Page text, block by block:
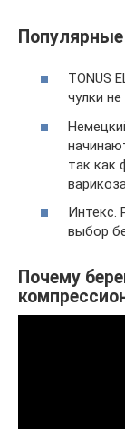
TONUS
чулки
так как
Интекс.
выбор
Почему